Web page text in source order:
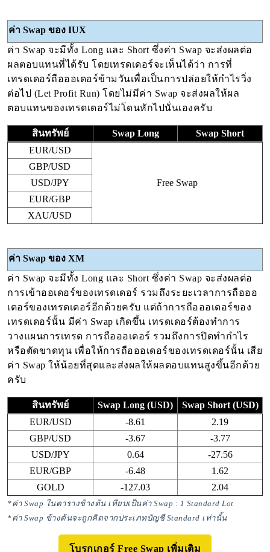
ค่า Swap ของ IUX
ค่า Swap จะมีทั้ง Long และ Short ซึ่งค่า Swap จะส่งผลต่อ
ผลตอบแทนที่ได้รับ โดยเทรดเดอร์จะเห็นได้ว่า การที่
เทรดเดอร์ถือออเดอร์ข้ามวันเพื่อเป็นการปล่อยให้กำไรวิ่ง
ต่อไป (Let Profit Run) โดยไม่มีค่า Swap จะส่งผลให้ผล
ตอบแทนของเทรดเดอร์ไม่โดนหักไปนั่นเองครับ
สินทรัพย์ Swap Long
Swap Short
EUR/USD
Free Swap
GBP/USD
USD/JPY
EUR/GBP
XAU/USD
ค่า Swap ของ XM
ค่า Swap จะมีทั้ง Long และ Short ซึ่งค่า Swap จะส่งผลต่อ
การเข้าออเดอร์ของเทรดเดอร์ รวมถึงระยะเวลาการถือออ
เดอร์ของเทรดเดอร์อีกด้วยครับ แต่ถ้าการถือออเดอร์ของ
เทรดเดอร์นั้น มีค่า Swap เกิดขึ้น เทรดเดอร์ต้องทำการ
วางแผนการเทรด การถือออเดอร์ รวมถึงการปิดทำกำไร
หรือตัดขาดทุน เพื่อให้การถือออเดอร์ของเทรดเดอร์นั้น เสีย
ค่า Swap ให้น้อยที่สุดและส่งผลให้ผลตอบแทนสูงขึ้นอีกด้วย
ครับ
สินทรัพย์ Swap Long (USD)
Swap Short (USD)
EUR/USD
-8.61
2.19
GBP/USD
-3.67
-3.77
USD/JPY
0.64
-27.56
EUR/GBP
-6.48
1.62
GOLD
-127.03 2.04
*ค่า Swap ในตารางข้างต้น เทียบเป็นค่า Swap : 1 Standard Lot
*ค่า Swap ข้างต้นจะถูกคิดจากประเภทบัญชี Standard เท่านั้น
โบรกเกอร์ Free Swap เพิ่มเติม